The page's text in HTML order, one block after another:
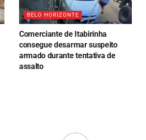
BELO HORIZONTE
Comerciante de Itabirinha
consegue desarmar suspeito
armado durante tentativa de
assalto